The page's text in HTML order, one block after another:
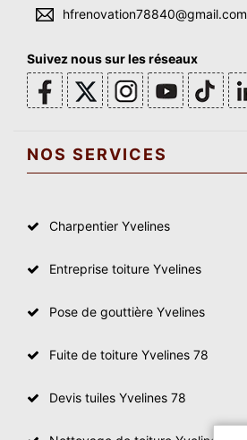
hfrenovation78840@gmail.com
Suivez nous sur les réseaux
NOS SERVICES
Charpentier Yvelines
Entreprise toiture Yvelines
Pose de gouttière Yvelines
Fuite de toiture Yvelines 78
Devis tuiles Yvelines 78